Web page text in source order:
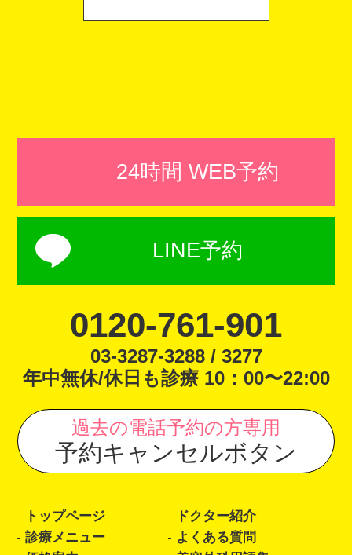
24時間 WEB予約
LINE予約
0120-761-901
03-3287-3288 / 3277
年中無休/休日も診療 10：00〜22:00
過去の電話予約の方専用
予約キャンセルボタン
トップページ
ドクター紹介
診療メニュー
よくある質問